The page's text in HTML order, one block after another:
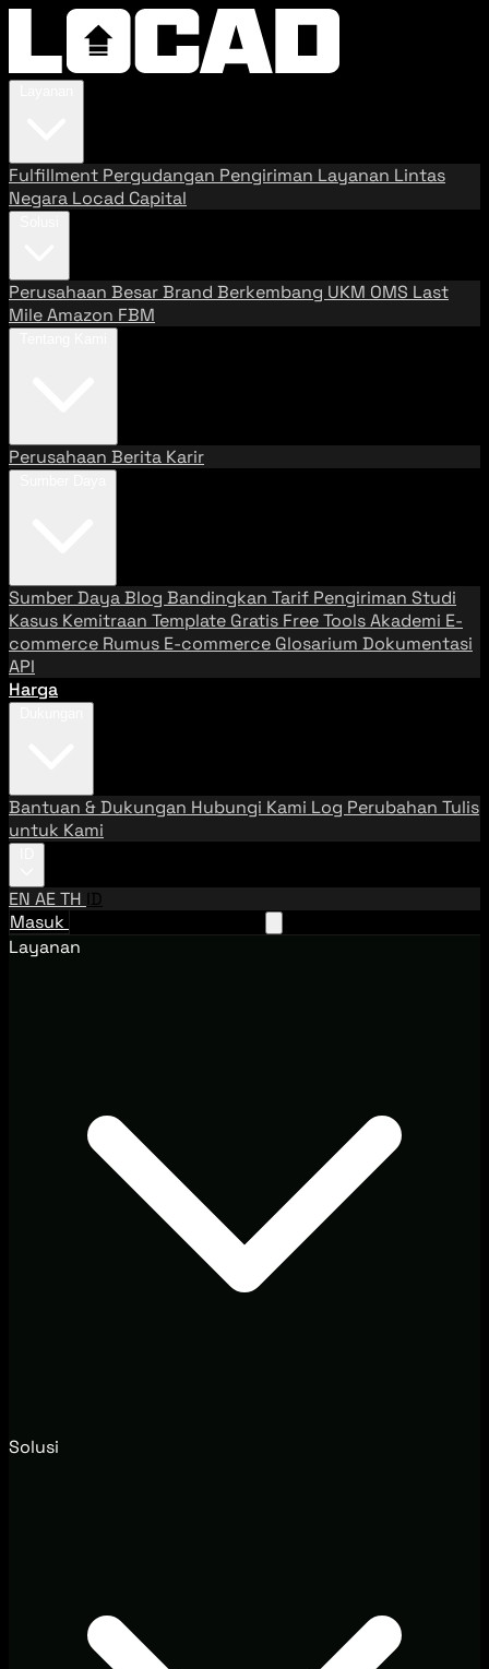
Fulfillment Pergudangan Pengiriman Layanan Lintas
Negara Locad Capital
Perusahaan BesarBrand Berkembang UKM OMS Last
MileAmazon FBM
Perusahaan Berita Karir
Sumber DayaBlog Bandingkan Tarif Pengiriman Studi
Kasus Kemitraan Template Gratis Free ToolsAkademi E-
commerce Rumus E-commerce Glosarium Dokumentasi
API
Harga
Bantuan & Dukungan Hubungi Kami Log Perubahan Tulis
untuk Kami
EN AETH ID
Masuk
Layanan
Solusi